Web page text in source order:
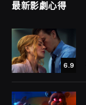
最新影劇心得
6.9